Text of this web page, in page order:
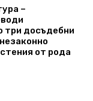
–
три досъдебни
от рода